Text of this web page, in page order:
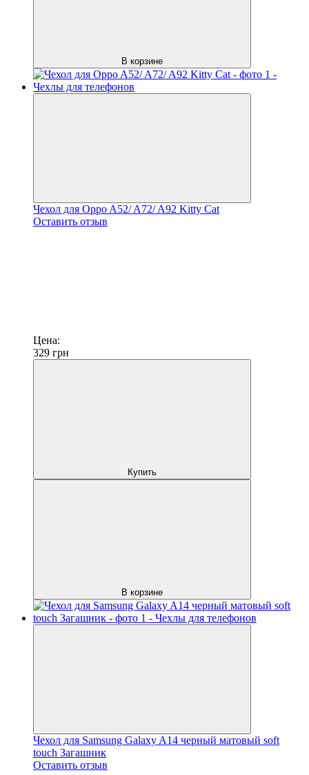
В корзине
Чехол для Oppo A52/ A72/ A92 Kitty Cat
Оставить отзыв
Цена:
329 грн
Купить
В корзине
Чехол для Samsung Galaxy A14 черный матовый soft
touch Загашник
Оставить отзыв